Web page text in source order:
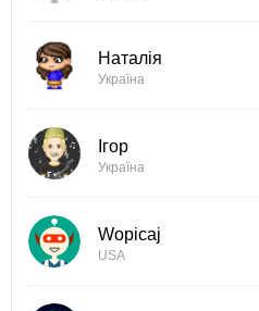
Наталія
Україна
Ігор
Україна
Wopicaj
USA